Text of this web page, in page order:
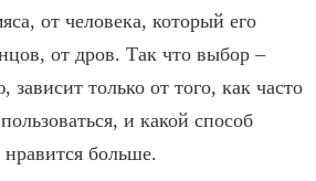
от человека, который его
от дров. Так что выбор –
зависит только от того, как часто
и какой способ
больше.